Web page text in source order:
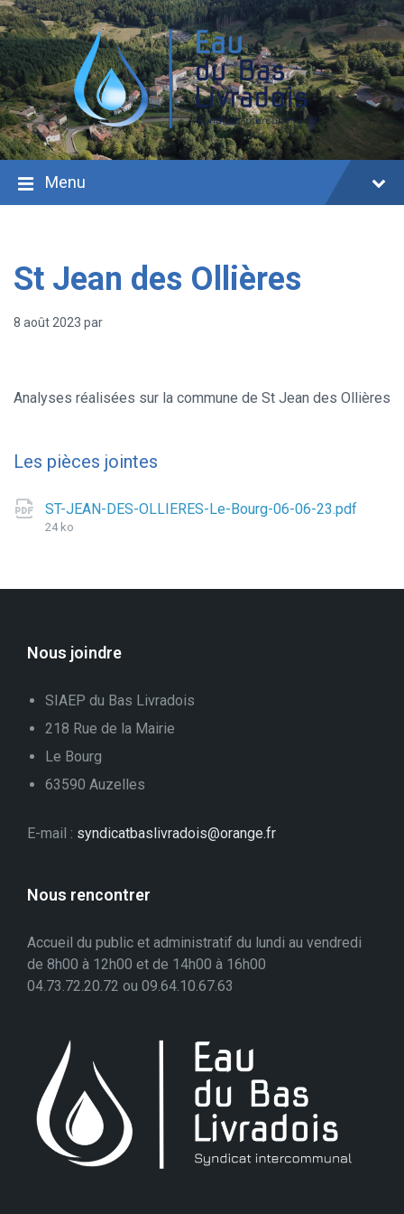
Aller
au
contenu
Passer
à
la
navigation
principale
Passer
au
pied
de
page
Menu
St Jean des Ollières
8 août 2023 par
Analyses réalisées sur la commune de St Jean des Ollières
Les pièces jointes
ST-JEAN-DES-OLLIERES-Le-Bourg-06-06-23.pdf
24 ko
Nous joindre
SIAEP du Bas Livradois
218 Rue de la Mairie
Le Bourg
63590 Auzelles
E-mail : syndicatbaslivradois@orange.fr
Nous rencontrer
Accueil du public et administratif du lundi au vendredi
de 8h00 à 12h00 et de 14h00 à 16h00
04.73.72.20.72 ou 09.64.10.67.63